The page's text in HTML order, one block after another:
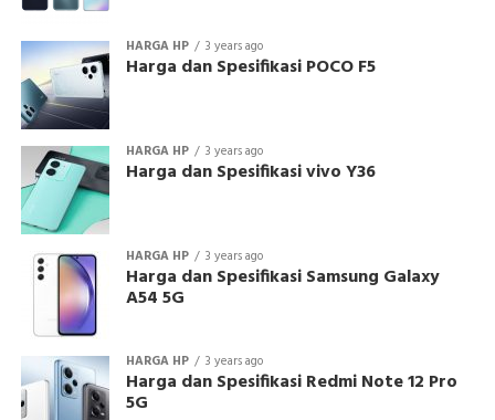
HARGA HP 3 years ago
Harga dan Spesifikasi POCO F5
HARGA HP 3 years ago
Harga dan Spesifikasi vivo Y36
HARGA HP 3 years ago
Harga dan Spesifikasi Samsung Galaxy
A54 5G
HARGA HP 3 years ago
Harga dan Spesifikasi Redmi Note 12 Pro
5G